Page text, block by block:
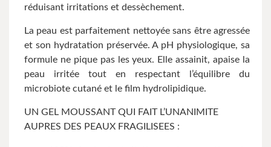
réduisant irritations et dessèchement.
La peau est parfaitement nettoyée sans être agressée
et son hydratation préservée. A pH physiologique, sa
formule ne pique pas les yeux. Elle assainit, apaise la
peau irritée tout en respectant l’équilibre du
microbiote cutané et le film hydrolipidique.
UN GEL MOUSSANT QUI FAIT L’UNANIMITE
AUPRES DES PEAUX FRAGILISEES :